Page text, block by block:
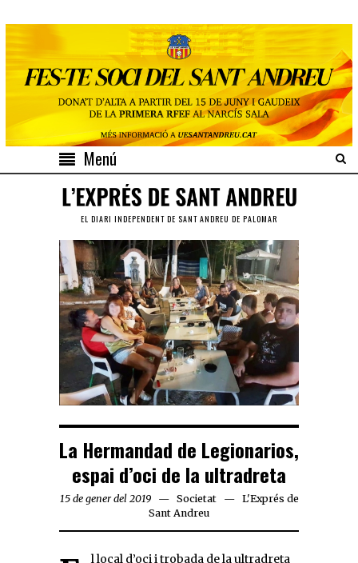
Menú
EL DIARI INDEPENDENT DE SANT ANDREU DE PALOMAR
La Hermandad de Legionarios,
espai d’oci de la ultradreta
15 de gener del 2019 Societat
L'Exprés de
Sant Andreu